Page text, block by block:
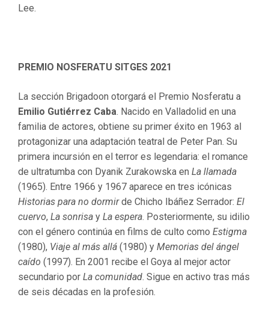
Lee.
PREMIO NOSFERATU SITGES 2021
La sección Brigadoon otorgará el Premio Nosferatu a
Emilio Gutiérrez Caba. Nacido en Valladolid en una
familia de actores, obtiene su primer éxito en 1963 al
protagonizar una adaptación teatral de Peter Pan. Su
primera incursión en el terror es legendaria: el romance
de ultratumba con Dyanik Zurakowska en La llamada
(1965). Entre 1966 y 1967 aparece en tres icónicas
Historias para no dormirde Chicho Ibáñez Serrador: El
cuervo, La sonrisa y La espera. Posteriormente, su idilio
con el género continúa en films de culto como Estigma
(1980), Viaje al más allá (1980) y Memorias del ángel
caído (1997). En 2001 recibe el Goya al mejor actor
secundario por La comunidad. Sigue en activo tras más
de seis décadas en la profesión.